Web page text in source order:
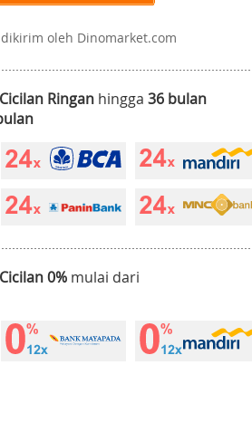
oleh Dinomarket.com
Cicilan Ringan hingga 36 bulan
Cicilan 0% mulai dari